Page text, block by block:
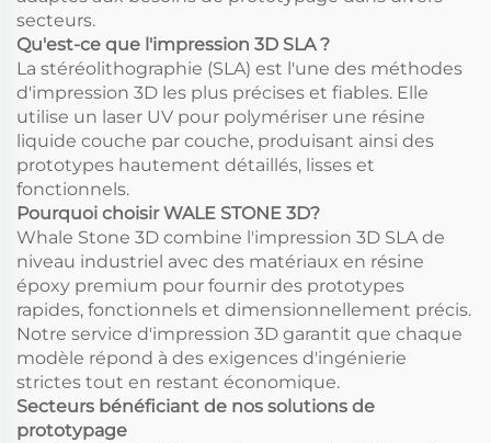
secteurs.
Qu'est-ce que l'impression 3D SLA ?
La stéréolithographie (SLA) est l'une des méthodes
d'impression 3D les plus précises et fiables. Elle
utilise un laser UV pour polymériser une résine
liquide couche par couche, produisant ainsi des
prototypes hautement détaillés, lisses et
fonctionnels.
Pourquoi choisir WALE STONE 3D?
Whale Stone 3D combine l'impression 3D SLA de
niveau industriel avec des matériaux en résine
époxy premium pour fournir des prototypes
rapides, fonctionnels et dimensionnellement précis.
Notre service d'impression 3D garantit que chaque
modèle répond à des exigences d'ingénierie
strictes tout en restant économique.
Secteurs bénéficiant de nos solutions de
prototypage